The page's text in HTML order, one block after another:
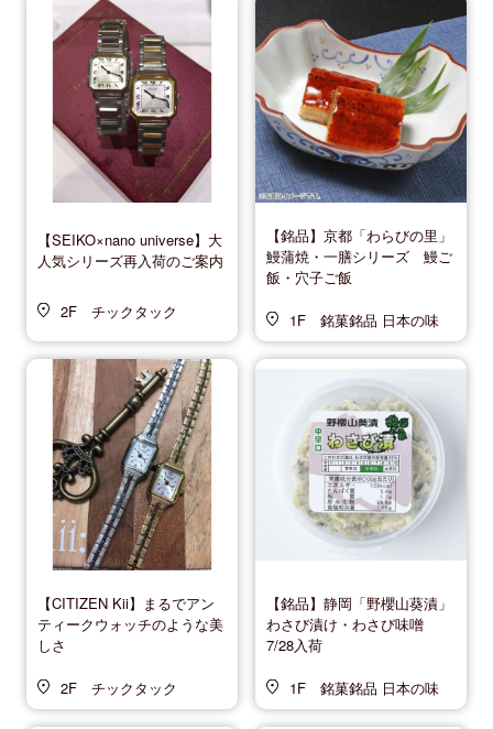
【SEIKO×nano universe】大
人気シリーズ再入荷のご案内
2F チックタック
【銘品】京都「わらびの里」
鰻蒲焼・一膳シリーズ 鰻ご
飯・穴子ご飯
1F 銘菓銘品 日本の味
【CITIZEN Kii】まるでアン
ティークウォッチのような美
しさ
2F チックタック
【銘品】静岡「野櫻山葵漬」
わさび漬け・わさび味噌
7/28入荷
1F 銘菓銘品 日本の味